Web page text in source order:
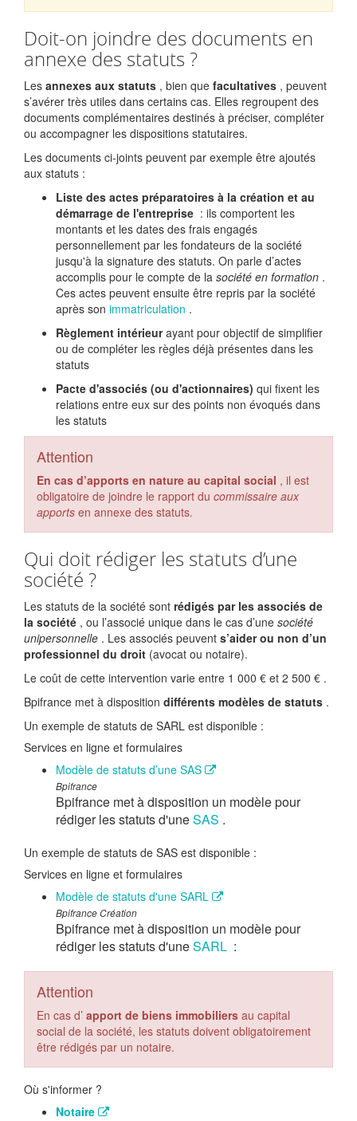
Doit-on joindre des documents en
annexe des statuts ?
Les annexes aux statuts , bien que facultatives , peuvent
s’avérer très utiles dans certains cas. Elles regroupent des
documents complémentaires destinés à préciser, compléter
ou accompagner les dispositions statutaires.
Les documents ci-joints peuvent par exemple être ajoutés
aux statuts :
Liste des actes préparatoires à la création et au
démarrage de l'entreprise : ils comportent les
montants et les dates des frais engagés
personnellement par les fondateurs de la société
jusqu'à la signature des statuts. On parle d’actes
accomplis pour le compte de la société en formation .
Ces actes peuvent ensuite être repris par la société
après son immatriculation .
Règlement intérieur ayant pour objectif de simplifier
ou de compléter les règles déjà présentes dans les
statuts
Pacte d'associés (ou d'actionnaires) qui fixent les
relations entre eux sur des points non évoqués dans
les statuts
Attention
En cas d’apports en nature au capital social , il est
obligatoire de joindre le rapport du commissaire aux
apports en annexe des statuts.
Qui doit rédiger les statuts d’une
société ?
Les statuts de la société sont rédigés par les associés de
la société , ou l’associé unique dans le cas d’une société
unipersonnelle . Les associés peuvent s’aider ou non d’un
professionnel du droit (avocat ou notaire).
Le coût de cette intervention varie entre 1 000 € et 2 500 € .
Bpifrance met à disposition différents modèles de statuts .
Un exemple de statuts de SARL est disponible :
Services en ligne et formulaires
Modèle de statuts d’une SAS
Bpifrance
Bpifrance met à disposition un modèle pour
rédiger les statuts d'uneSAS .
Un exemple de statuts de SAS est disponible :
Services en ligne et formulaires
Modèle de statuts d'une SARL
Bpifrance Création
Bpifrance met à disposition un modèle pour
rédiger les statuts d'uneSARL :
Attention
En cas d’ apport de biens immobiliers au capital
social de la société, les statuts doivent obligatoirement
être rédigés par un notaire.
Où s'informer ?
Notaire